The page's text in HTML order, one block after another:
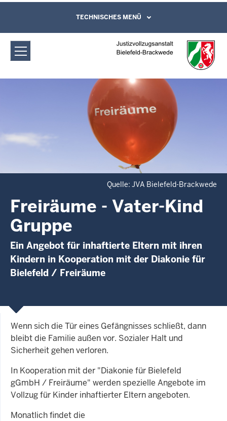
Justizvollzugsanstalt Bielefeld-
Brackwede: Freiräume - Vater-Kind
Gruppe
Direkt zum Inhalt
Leichte Sprache, Gebärdensprachenvideo
und Kontaktformular
TECHNISCHES MENÜ
Quelle: JVA Bielefeld-Brackwede
Freiräume - Vater-Kind
Gruppe
Ein Angebot für inhaftierte Eltern mit ihren
Kindern in Kooperation mit der Diakonie für
Bielefeld / Freiräume
Wenn sich die Tür eines Gefängnisses schließt, dann
bleibt die Familie außen vor. Sozialer Halt und
Sicherheit gehen verloren.
In Kooperation mit der "Diakonie für Bielefeld
gGmbH / Freiräume" werden spezielle Angebote im
Vollzug für Kinder inhaftierter Eltern angeboten.
Monatlich findet die